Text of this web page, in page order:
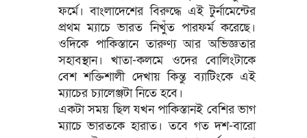
ফর্মে। বাংলাদেশের বিরুদ্ধে এই টুর্নামেন্টের
প্রথম ম্যাচে ভারত নিখুঁত পারফর্ম করেছে।
ওদিকে পাকিস্তানে তারুণ্য আর অভিজ্ঞতার
সহাবস্থান। খাতা-কলমে ওদের বোলিংটাকে
বেশ শক্তিশালী দেখায় কিন্তু ব্যাটিংকে এই
ম্যাচের চ্যালেঞ্জটা নিতে হবে।
একটা সময় ছিল যখন পাকিস্তানই বেশির ভাগ
ম্যাচে ভারতকে হারাত। তবে গত দশ-বারো